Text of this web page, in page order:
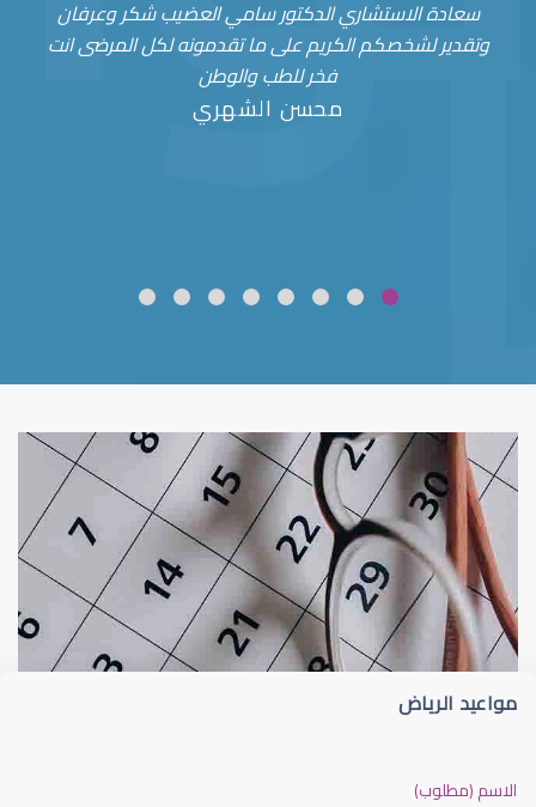
سعادة الاستشاري الدكتور سامي العضيب شكر وعرفان
وتقدير لشخصكم الكريم على ما تقدمونه لكل المرضى انت
فخر للطب والوطن
محسن الشهري
قلوبال لرعاية العين ضعف نظر
مواعيد الرياض
الاسم (مطلوب)